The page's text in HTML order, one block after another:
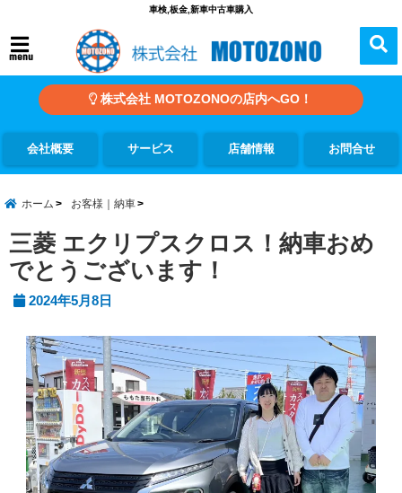
車検,板金,新車中古車購入
menu
株式会社 MOTOZONOの店内へGO！
会社概要 サービス 店舗情報 お問合せ
ホーム お客様｜納車
三菱 エクリプスクロス！納車おめ
でとうございます！
2024年5月8日